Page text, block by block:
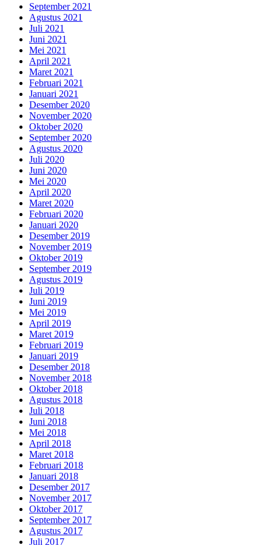
September 2021
Agustus 2021
Juli 2021
Juni 2021
Mei 2021
April 2021
Maret 2021
Februari 2021
Januari 2021
Desember 2020
November 2020
Oktober 2020
September 2020
Agustus 2020
Juli 2020
Juni 2020
Mei 2020
April 2020
Maret 2020
Februari 2020
Januari 2020
Desember 2019
November 2019
Oktober 2019
September 2019
Agustus 2019
Juli 2019
Juni 2019
Mei 2019
April 2019
Maret 2019
Februari 2019
Januari 2019
Desember 2018
November 2018
Oktober 2018
Agustus 2018
Juli 2018
Juni 2018
Mei 2018
April 2018
Maret 2018
Februari 2018
Januari 2018
Desember 2017
November 2017
Oktober 2017
September 2017
Agustus 2017
Juli 2017